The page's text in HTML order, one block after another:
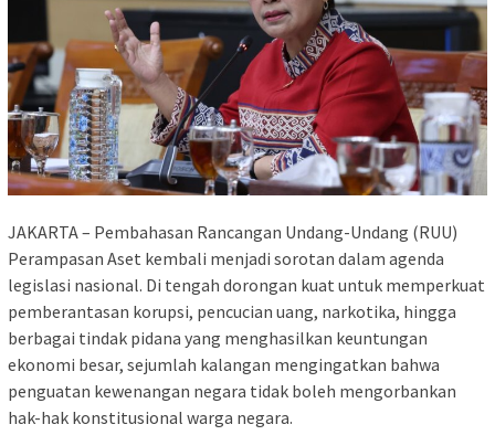
JAKARTA – Pembahasan Rancangan Undang-Undang (RUU)
Perampasan Aset kembali menjadi sorotan dalam agenda
legislasi nasional. Di tengah dorongan kuat untuk memperkuat
pemberantasan korupsi, pencucian uang, narkotika, hingga
berbagai tindak pidana yang menghasilkan keuntungan
ekonomi besar, sejumlah kalangan mengingatkan bahwa
penguatan kewenangan negara tidak boleh mengorbankan
hak-hak konstitusional warga negara.